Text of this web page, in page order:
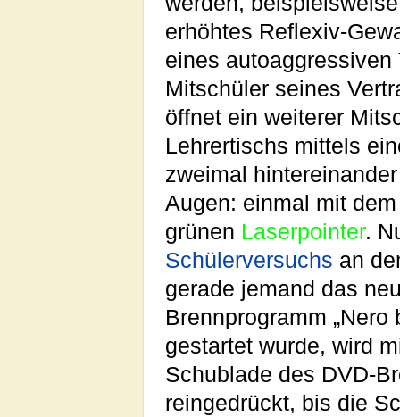
erhöhtes Reflexiv-
eines
Mitschüler seines
öffnet ein weiterer
Lehrertischs mittels
zweimal
Augen: einmal mit
grünen Laserpointer.
Schülerversuchs an
gerade jemand das
Brennprogramm
gestartet wurde, wird
Schublade des DVD-
reingedrückt, bis die